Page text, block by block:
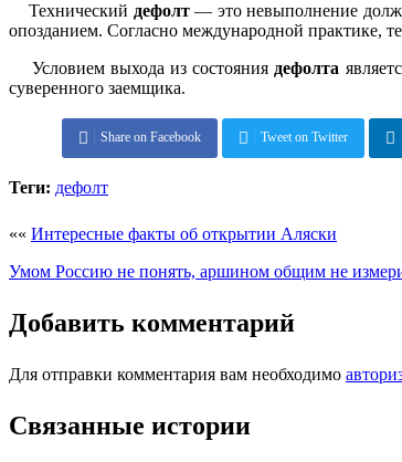
Технический дефолт— это невыполнение
опозданием. Согласно международной практике,
Условием выхода из состояния дефолта
суверенного заемщика.
Share on Facebook Tweet on Twitter
Теги: дефолт
«« Интересные факты об открытии Аляски
Умом Россию не понять, аршином общим не
Добавить комментарий
Для отправки комментария вам необходимо
Связанные истории